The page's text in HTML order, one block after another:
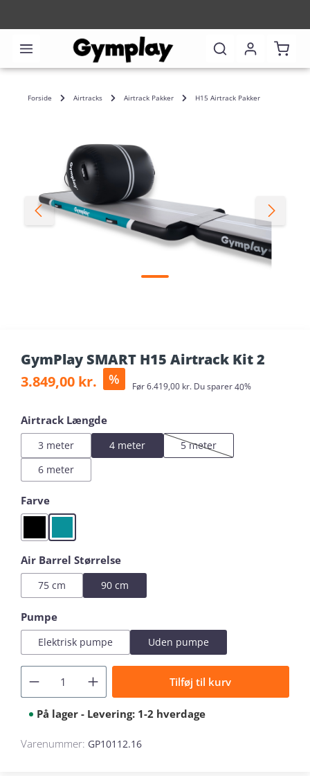
Forside Airtracks Airtrack Pakker H15 Airtrack Pakker
GymPlay SMART H15 Airtrack Kit 2
Salgspris:
3.849,00 kr. % FørAlmindelig pris:
6.419,00 kr. Du sparer40%
Vælg
Airtrack Længde
3 meter 4 meter 5 meter
(Denne mulighed er i
6 meter
Vælg
Farve
Black Mint
Vælg
Air Barrel Størrelse
75 cm 90 cm
Vælg
Pumpe
Elektrisk pumpe Uden pumpe
Tilføj til kurv
På lager - Levering: 1-2 hverdage
Varenummer: GP10112.16